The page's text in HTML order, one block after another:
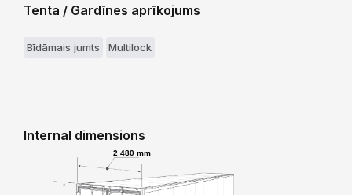
Tenta / Gardīnes aprīkojums
Bīdāmais jumts Multilock
Internal dimensions
2 480 mm